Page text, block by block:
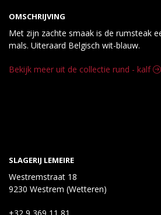
OMSCHRIJVING
Met zijn zachte smaak is de rumsteak
mals. Uiteraard Belgisch wit-blauw.
Bekijk meer uit de collectie rund - kalf
SLAGERIJ LEMEIRE
Westremstraat 18
9230 Westrem (Wetteren)